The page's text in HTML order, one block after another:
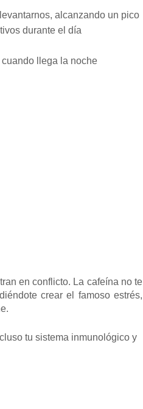
alcanzando un pico
durante el día
llega la noche
en conflicto. La cafeína no te
crear el famoso estrés,
tu sistema inmunológico y